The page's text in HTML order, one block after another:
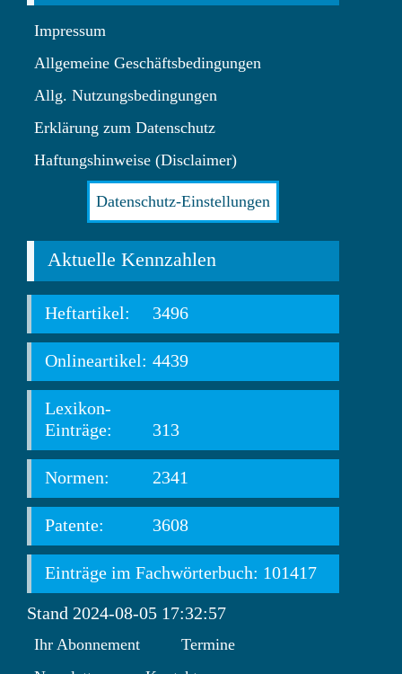
Impressum
Allgemeine Geschäftsbedingungen
Allg. Nutzungsbedingungen
Erklärung zum Datenschutz
Haftungshinweise (Disclaimer)
Datenschutz-Einstellungen
Aktuelle Kennzahlen
Heftartikel: 3496
Onlineartikel: 4439
Lexikon-
Einträge:
313
Normen: 2341
Patente: 3608
Einträge im Fachwörterbuch: 101417
Stand 2024-08-05 17:32:57
Ihr Abonnement
Termine